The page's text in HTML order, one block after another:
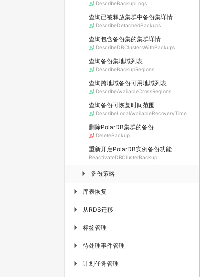
DescribeBackupLogs
查询已被释放集群中备份集详情
DescribeDetachedBackups
查询包含备份集的集群详情
DescribeDBClustersWithBackups
查询备份集地域列表
DescribeBackupRegions
查询跨地域备份可用地域列表
DescribeAvailableCrossRegions
查询备份可恢复时间范围
DescribeLocalAvailableRecoveryTime
删除PolarDB集群的备份
DeleteBackup
重新开启PolarDB实例备份功能
ReactivateDBClusterBackup
▶ 备份策略
▶ 库表恢复
▶ 从RDS迁移
▶ 标签管理
▶ 待处理事件管理
▶ 计划任务管理